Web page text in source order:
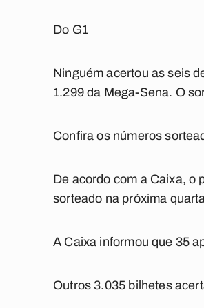
Do G1
Ninguém acertou as seis
1.299 da Mega-Sena. O
Confira os números
De acordo com a Caixa, o
sorteado na próxima
A Caixa informou que 35
Outros 3.035 bilhetes